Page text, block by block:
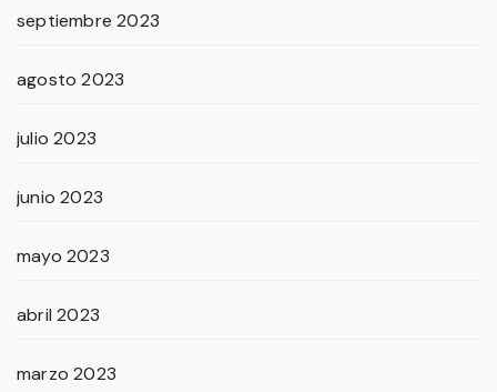
septiembre 2023
agosto 2023
julio 2023
junio 2023
mayo 2023
abril 2023
marzo 2023